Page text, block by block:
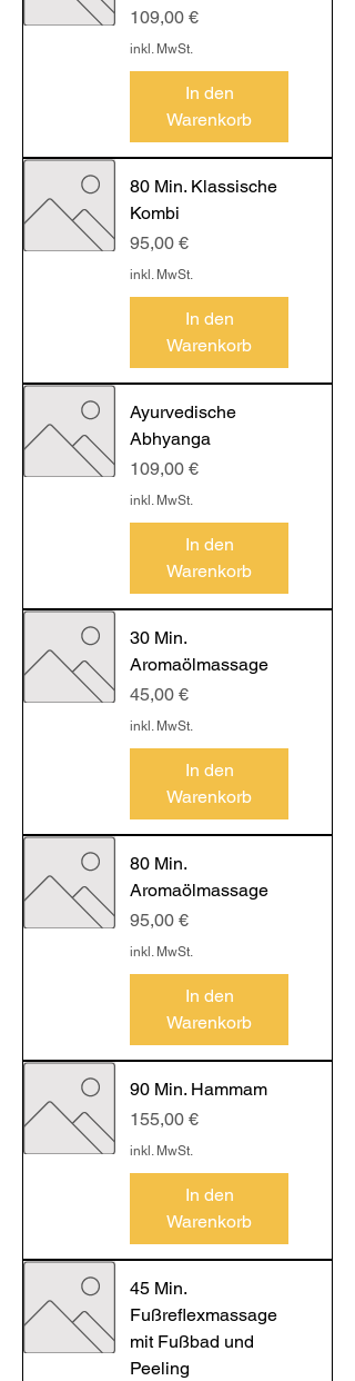
Preis
109,00 €
inkl. MwSt.
In den
Warenkorb
80 Min. Klassische
Kombi
Preis
95,00 €
inkl. MwSt.
In den
Warenkorb
Ayurvedische
Abhyanga
Preis
109,00 €
inkl. MwSt.
In den
Warenkorb
30 Min.
Aromaölmassage
Preis
45,00 €
inkl. MwSt.
In den
Warenkorb
80 Min.
Aromaölmassage
Preis
95,00 €
inkl. MwSt.
In den
Warenkorb
90 Min. Hammam
Preis
155,00 €
inkl. MwSt.
In den
Warenkorb
45 Min.
Fußreflexmassage
mit Fußbad und
Peeling